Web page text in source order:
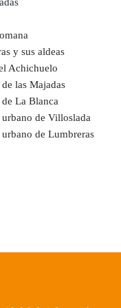
y sus aldeas
Achichuelo
las Majadas
La Blanca
de Villoslada
de Lumbreras
celebra el Día